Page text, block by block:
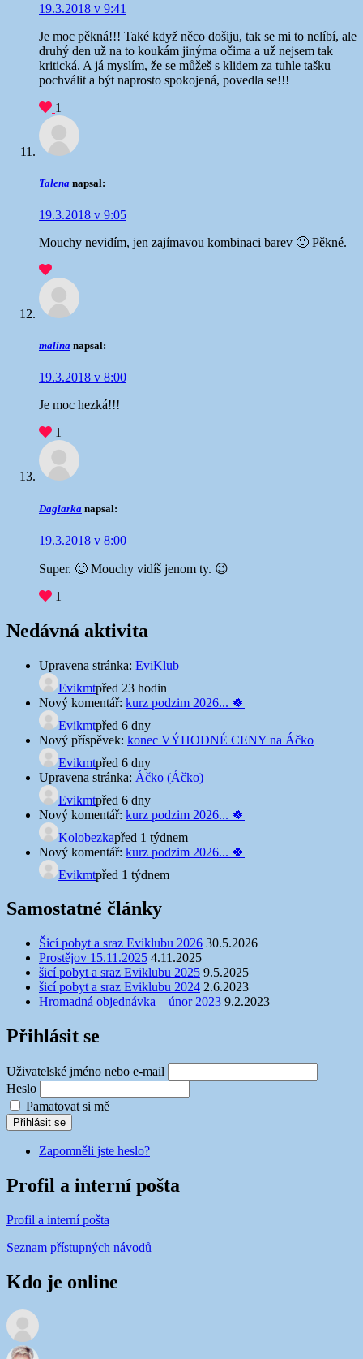
19.3.2018 v 9:41
Je moc pěkná!!! Také když něco došiju, tak se mi to nelíbí, ale
druhý den už na to koukám jinýma očima a už nejsem tak
kritická. A já myslím, že se můžeš s klidem za tuhle tašku
pochválit a být naprosto spokojená, povedla se!!!
1
Talena napsal:
19.3.2018 v 9:05
Mouchy nevidím, jen zajímavou kombinaci barev 🙂 Pěkné.
malina napsal:
19.3.2018 v 8:00
Je moc hezká!!!
1
Daglarka napsal:
19.3.2018 v 8:00
Super. 🙂 Mouchy vidíš jenom ty. 😉
1
Nedávná aktivita
Upravena stránka: EviKlub
Evikmtpřed 23 hodin
Nový komentář: kurz podzim 2026... 🍀
Evikmtpřed 6 dny
Nový příspěvek: konec VÝHODNÉ CENY na Áčko
Evikmtpřed 6 dny
Upravena stránka: Áčko (Áčko)
Evikmtpřed 6 dny
Nový komentář: kurz podzim 2026... 🍀
Kolobezkapřed 1 týdnem
Nový komentář: kurz podzim 2026... 🍀
Evikmtpřed 1 týdnem
Samostatné články
Šicí pobyt a sraz Eviklubu 2026 30.5.2026
Prostějov 15.11.2025 4.11.2025
šicí pobyt a sraz Eviklubu 2025 9.5.2025
šicí pobyt a sraz Eviklubu 2024 2.6.2023
Hromadná objednávka – únor 2023 9.2.2023
Přihlásit se
Uživatelské jméno nebo e-mail
Heslo
Pamatovat si mě
Přihlásit se
Zapomněli jste heslo?
Profil a interní pošta
Profil a interní pošta
Seznam přístupných návodů
Kdo je online